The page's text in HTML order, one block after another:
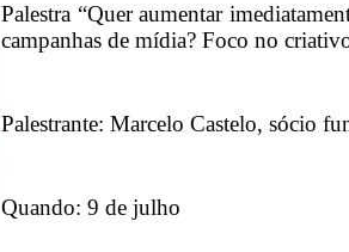
Palestra “Quer aumentar
campanhas de mídia? Foco no
Palestrante: Marcelo Castelo, sócio
Quando: 9 de julho